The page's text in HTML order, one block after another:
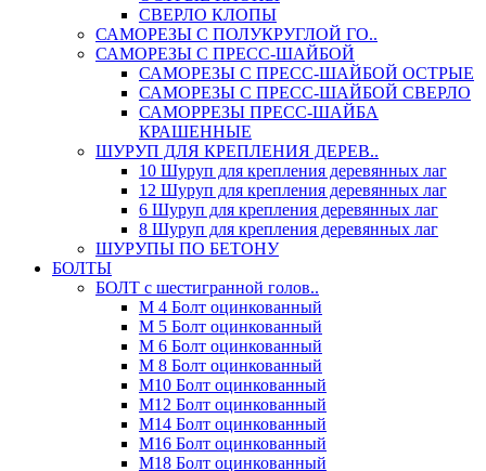
СВЕРЛО КЛОПЫ
САМОРЕЗЫ С ПОЛУКРУГЛОЙ ГО..
САМОРЕЗЫ С ПРЕСС-ШАЙБОЙ
САМОРЕЗЫ С ПРЕСС-ШАЙБОЙ ОСТРЫЕ
САМОРЕЗЫ С ПРЕСС-ШАЙБОЙ СВЕРЛО
САМОРРЕЗЫ ПРЕСС-ШАЙБА
КРАШЕННЫЕ
ШУРУП ДЛЯ КРЕПЛЕНИЯ ДЕРЕВ..
10 Шуруп для крепления деревянных лаг
12 Шуруп для крепления деревянных лаг
6 Шуруп для крепления деревянных лаг
8 Шуруп для крепления деревянных лаг
ШУРУПЫ ПО БЕТОНУ
БОЛТЫ
БОЛТ с шестигранной голов..
М 4 Болт оцинкованный
М 5 Болт оцинкованный
М 6 Болт оцинкованный
М 8 Болт оцинкованный
М10 Болт оцинкованный
М12 Болт оцинкованный
М14 Болт оцинкованный
М16 Болт оцинкованный
М18 Болт оцинкованный